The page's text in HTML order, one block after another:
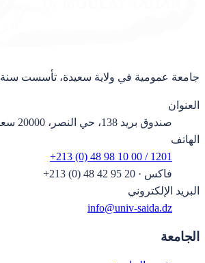
جامعة عمومية في ولاية سعيدة، تأسست سنة 1986. ثماني كلّيات وستة وعشرون قسماً.
العنوان
صندوق بريد 138، حي النصر، 20000 سعيدة، الجزائر
الهاتف
+213 (0) 48 98 10 00 / 1201
فاكس ·
+213 (0) 48 42 95 20
البريد الإلكتروني
info@univ-saida.dz
الجامعة